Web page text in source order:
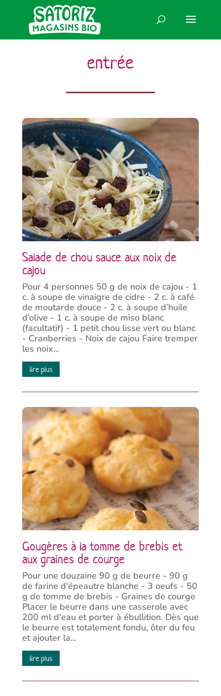
entrée
Salade de chou sauce aux noix de
cajou
Pour 4 personnes 50 g de noix de cajou - 1
c. à soupe de vinaigre de cidre - 2 c. à café
de moutarde douce - 2 c. à soupe d’huile
d’olive - 1 c. à soupe de miso blanc
(facultatif) - 1 petit chou lisse vert ou blanc
- Cranberries - Noix de cajou Faire tremper
les noix...
lire plus
Gougères à la tomme de brebis et
aux graines de courge
Pour une douzaine 90 g de beurre - 90 g
de farine d'épeautre blanche - 3 oeufs - 50
g de tomme de brebis - Graines de courge
Placer le beurre dans une casserole avec
200 ml d'eau et porter à ébullition. Dès que
le beurre est totalement fondu, ôter du feu
et ajouter la...
lire plus